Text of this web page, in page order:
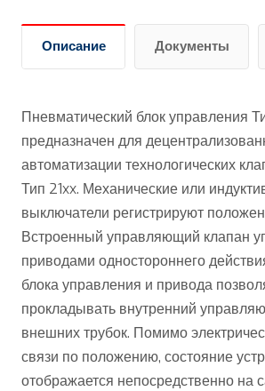
Описание Документы
Пневматический блок управления
предназначен для
автоматизации технологических
Тип 21xx. Механические или
выключатели регистрируют
Встроенный управляющий клапан
приводами одностороннего
блока управления и привода
прокладывать внутренний
внешних трубок. Помимо
связи по положению, состояние
отображается непосредственно на